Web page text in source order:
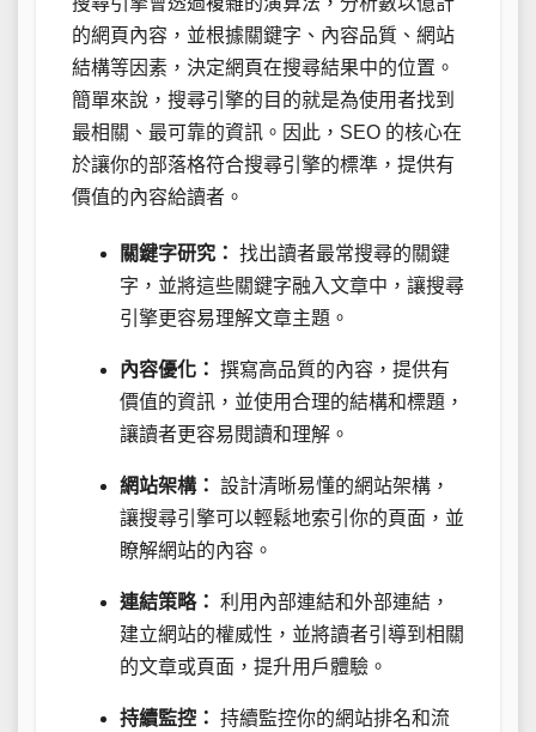
的網頁內容，並根據關鍵字、內容品質、網站
結構等因素，決定網頁在搜尋結果中的位置。
簡單來說，搜尋引擎的目的就是為使用者找到
最相關、最可靠的資訊。因此，SEO 的核心在
於讓你的部落格符合搜尋引擎的標準，提供有
價值的內容給讀者。
關鍵字研究： 找出讀者最常搜尋的關鍵
字，並將這些關鍵字融入文章中，讓搜尋
引擎更容易理解文章主題。
內容優化： 撰寫高品質的內容，提供有
價值的資訊，並使用合理的結構和標題，
讓讀者更容易閱讀和理解。
網站架構： 設計清晰易懂的網站架構，
讓搜尋引擎可以輕鬆地索引你的頁面，並
瞭解網站的內容。
連結策略： 利用內部連結和外部連結，
建立網站的權威性，並將讀者引導到相關
的文章或頁面，提升用戶體驗。
持續監控： 持續監控你的網站排名和流